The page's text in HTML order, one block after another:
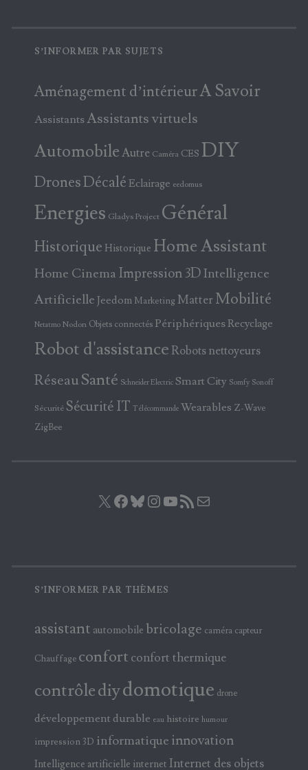
S’INFORMER PAR SUJETS
Aménagement d’intérieurA Savoir
AssistantsAssistants virtuels
AutomobileAutre Caméra CES DIY
DronesDécalé Eclairage eedomus
Energies Gladys Project Général
Historique Historique Home Assistant
Home Cinema Impression 3DIntelligence
Artificielle Jeedom Marketing Matter Mobilité
Netatmo Nodon Objets connectés PériphériquesRecyclage
Robot d'assistance Robots nettoyeurs
RéseauSanté Schneider Electric Smart City Somfy Sonoff
Sécurité Sécurité IT Télécommande Wearables Z-Wave
ZigBee
X Facebook
Bluesky
Instagram
YouTube
Flux RSS
S’INFORMER PAR THÈMES
assistant automobile bricolage caméra capteur
Chauffage confort confort thermique
contrôlediydomotique drone
développement durable eau histoire humour
impression 3D informatique innovation
Intelligence artificielle internet Internet des objets